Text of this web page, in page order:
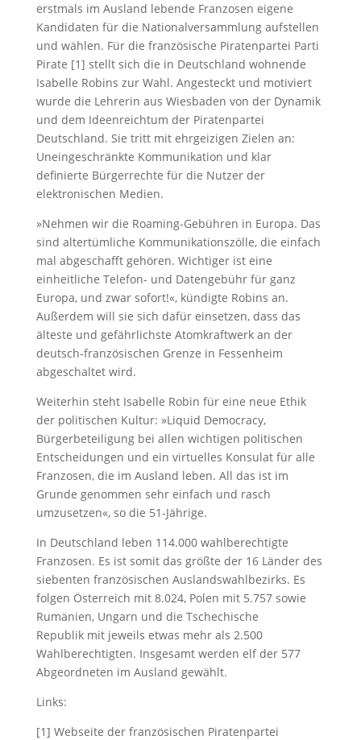
erstmals im Ausland lebende Franzosen eigene
Kandidaten für die Nationalversammlung aufstellen
und wählen. Für die französische Piratenpartei Parti
Pirate [1] stellt sich die in Deutschland wohnende
Isabelle Robins zur Wahl. Angesteckt und motiviert
wurde die Lehrerin aus Wiesbaden von der Dynamik
und dem Ideenreichtum der Piratenpartei
Deutschland. Sie tritt mit ehrgeizigen Zielen an:
Uneingeschränkte Kommunikation und klar
definierte Bürgerrechte für die Nutzer der
elektronischen Medien.
»Nehmen wir die Roaming-Gebühren in Europa. Das
sind altertümliche Kommunikationszölle, die einfach
mal abgeschafft gehören. Wichtiger ist eine
einheitliche Telefon- und Datengebühr für ganz
Europa, und zwar sofort!«, kündigte Robins an.
Außerdem will sie sich dafür einsetzen, dass das
älteste und gefährlichste Atomkraftwerk an der
deutsch-französischen Grenze in Fessenheim
abgeschaltet wird.
Weiterhin steht Isabelle Robin für eine neue Ethik
der politischen Kultur: »Liquid Democracy,
Bürgerbeteiligung bei allen wichtigen politischen
Entscheidungen und ein virtuelles Konsulat für alle
Franzosen, die im Ausland leben. All das ist im
Grunde genommen sehr einfach und rasch
umzusetzen«, so die 51-Jährige.
In Deutschland leben 114.000 wahlberechtigte
Franzosen. Es ist somit das größte der 16 Länder des
siebenten französischen Auslandswahlbezirks. Es
folgen Österreich mit 8.024, Polen mit 5.757 sowie
Rumänien, Ungarn und die Tschechische
Republik mit jeweils etwas mehr als 2.500
Wahlberechtigten. Insgesamt werden elf der 577
Abgeordneten im Ausland gewählt.
Links:
[1] Webseite der französischen Piratenpartei